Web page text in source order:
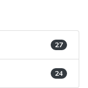
27
24